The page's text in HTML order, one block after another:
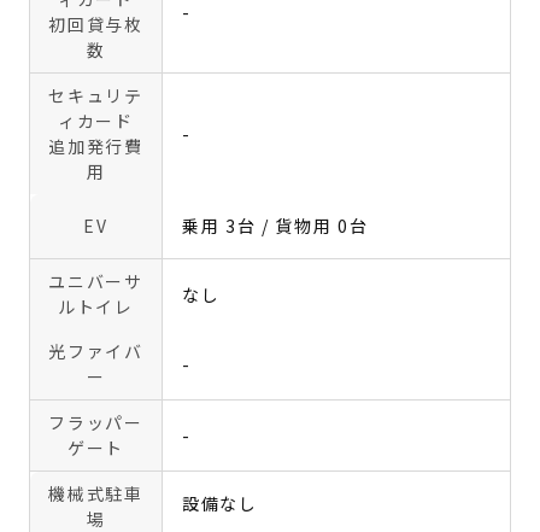
初回貸与枚
数
-
セキュリテ
ィカード
追加発行費
用
-
EV 乗用 3台 / 貨物用 0台
ユニバーサ
ルトイレ
なし
光ファイバ
ー
-
フラッパー
ゲート
-
機械式駐車
場
設備なし